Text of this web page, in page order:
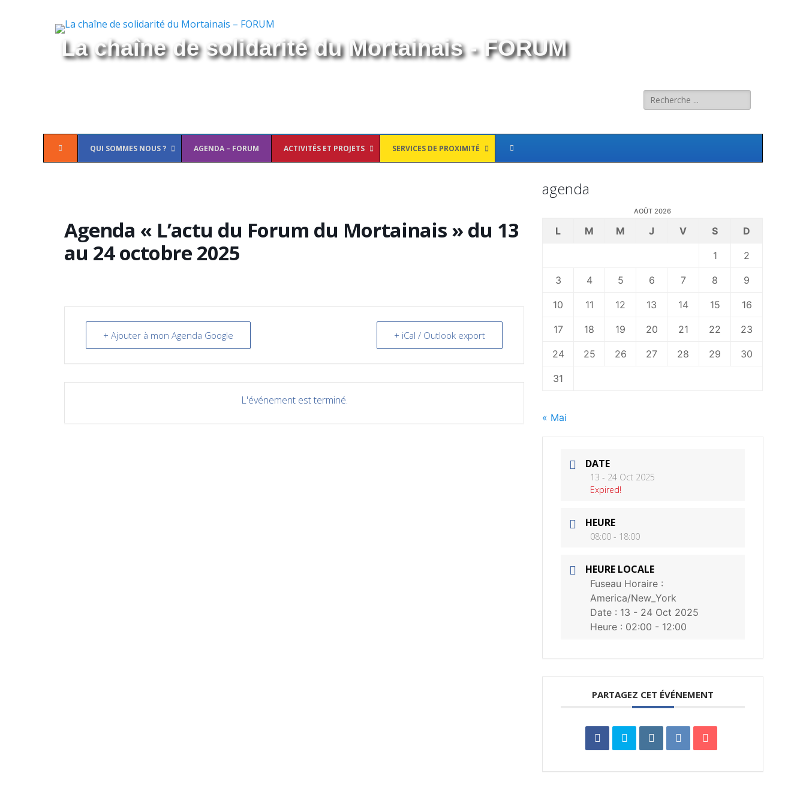
La chaîne de solidarité du Mortainais - FORUM
Rechercher :
principal
QUI SOMMES NOUS ? AGENDA – FORUM ACTIVITÉS ET PROJETS SERVICES DE PROXIMITÉ
Agenda « L’actu du Forum du Mortainais » du 13
au 24 octobre 2025
+ Ajouter à mon Agenda Google + iCal / Outlook export
L'événement est terminé.
agenda
AOÛT 2026
L M M J V S D
1 2
3 4 5 6 7 8 9
10 11 12 13 14 15 16
17 18 19 20 21 22 23
24 25 26 27 28 29 30
31
« Mai
DATE
13 - 24 Oct 2025
Expired!
HEURE
08:00 - 18:00
HEURE LOCALE
Fuseau Horaire :
America/New_York
Date : 13 - 24 Oct 2025
Heure : 02:00 - 12:00
PARTAGEZ CET ÉVÉNEMENT